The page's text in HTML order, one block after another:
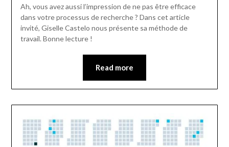
Ah, vous avez aussi l’impression de ne pas être efficace
dans votre processus de recherche ? Dans cet article
invité, Giselle Castelo nous présente sa méthode de
travail. Bonne lecture !
Read more